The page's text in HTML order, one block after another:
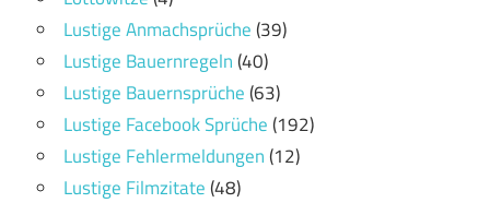
Lustige Anmachsprüche(39)
Lustige Bauernregeln(40)
Lustige Bauernsprüche(63)
Lustige Facebook Sprüche(192)
Lustige Fehlermeldungen(12)
Lustige Filmzitate(48)